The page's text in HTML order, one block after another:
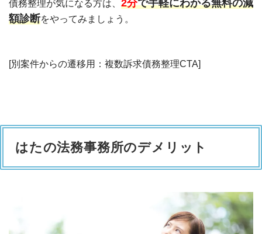
債務整理が気になる方は、 2分で手軽にわかる無料の減
額診断をやってみましょう。
[別案件からの遷移用：複数訴求債務整理CTA]
はたの法務事務所のデメリット